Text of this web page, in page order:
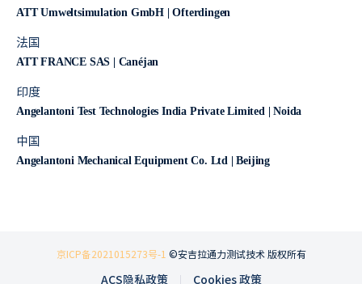
ATT Umweltsimulation GmbH | Ofterdingen
法国
ATT FRANCE SAS | Canéjan
印度
Angelantoni Test Technologies India Private Limited | Noida
中国
Angelantoni Mechanical Equipment Co. Ltd | Beijing
京ICP备2021015273号-1 ©安吉拉通力测试技术 版权所有
ACS隐私政策 Cookies 政策